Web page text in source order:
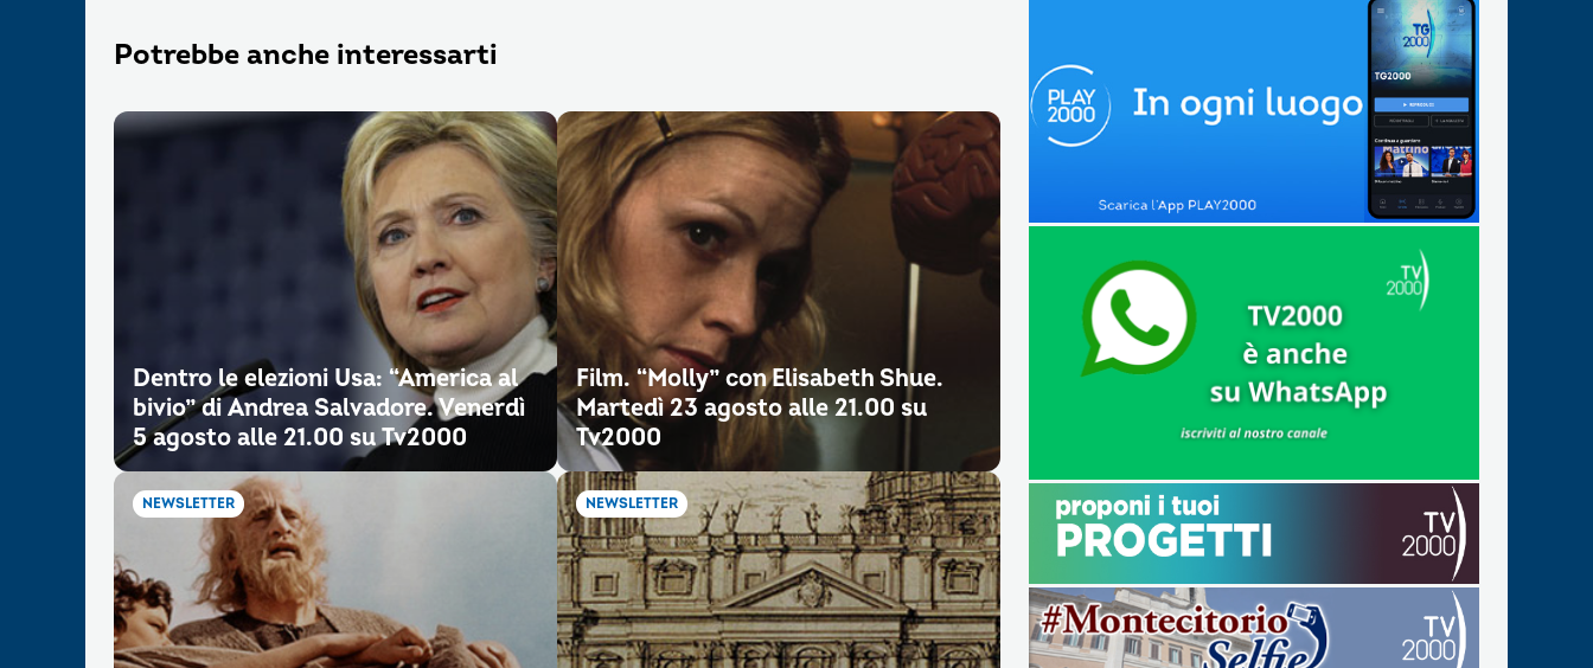
Potrebbe anche interessarti
Dentro le elezioni Usa: “America al
bivio” di Andrea Salvadore. Venerdì
5 agosto alle 21.00 su Tv2000
Film. “Molly” con Elisabeth Shue.
Martedì 23 agosto alle 21.00 su
Tv2000
NEWSLETTER NEWSLETTER